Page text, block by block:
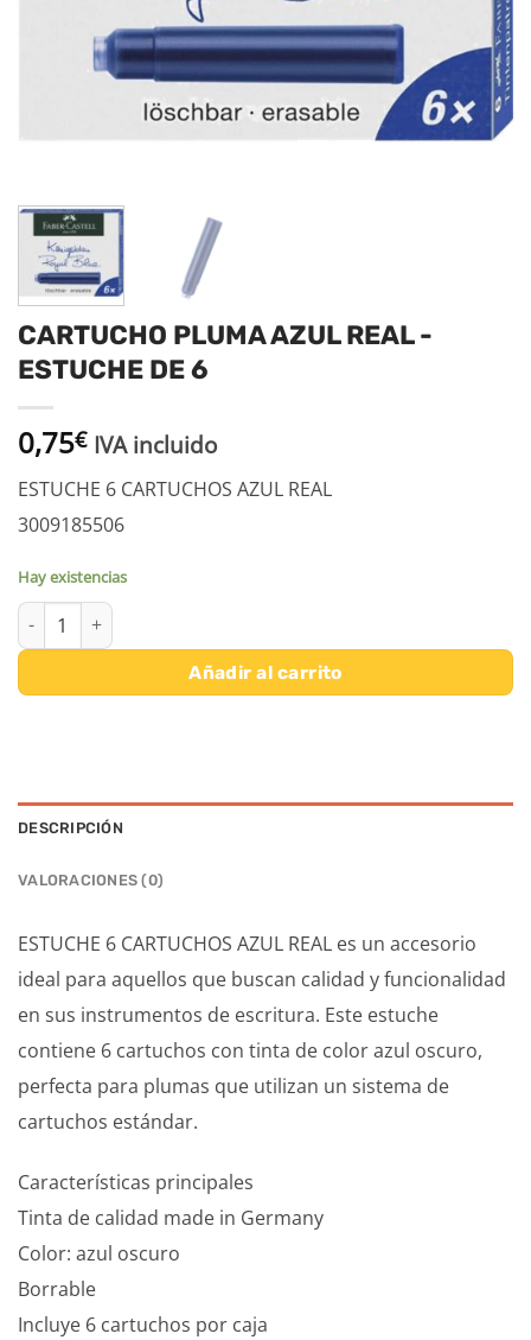
CARTUCHO PLUMA AZUL REAL -
ESTUCHE DE 6
0,75€ IVA incluido
ESTUCHE 6 CARTUCHOS AZUL REAL
3009185506
Hay existencias
CARTUCHO PLUMA AZUL REAL -ESTUCHE DE 6 cantidad
Añadir al carrito
DESCRIPCIÓN
VALORACIONES (0)
ESTUCHE 6 CARTUCHOS AZUL REAL es un accesorio
ideal para aquellos que buscan calidad y funcionalidad
en sus instrumentos de escritura. Este estuche
contiene 6 cartuchos con tinta de color azul oscuro,
perfecta para plumas que utilizan un sistema de
cartuchos estándar.
Características principales
Tinta de calidad made in Germany
Color: azul oscuro
Borrable
Incluye 6 cartuchos por caja